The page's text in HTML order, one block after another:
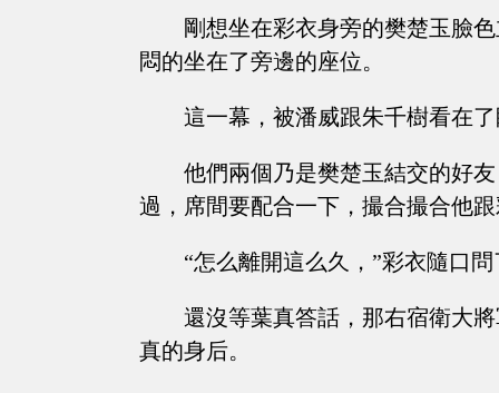
剛想坐在彩衣身旁的樊楚玉臉
悶的坐在了旁邊的座位。
這一幕，被潘威跟朱千樹看在
他們兩個乃是樊楚玉結交的好
過，席間要配合一下，撮合撮合他
“怎么離開這么久，”彩衣隨口
還沒等葉真答話，那右宿衛大
真的身后。